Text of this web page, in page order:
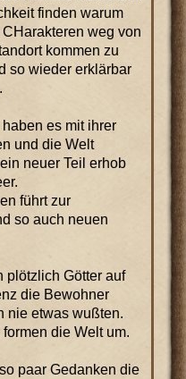
finden warum
weg von
kommen zu
so wieder erklärbar
es mit ihrer
und die Welt
neuer Teil erhob
führt zur
so auch neuen
plötzlich Götter auf
die Bewohner
nie etwas wußten.
die Welt um.
paar Gedanken die